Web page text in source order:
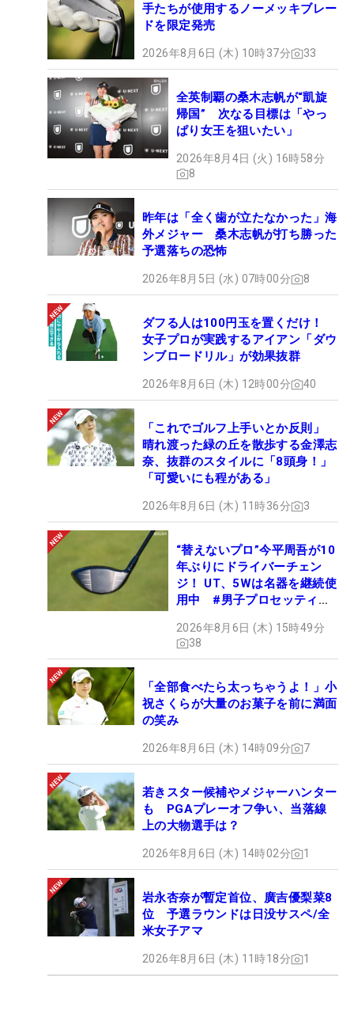
手たちが使用するノーメッキブレー
ドを限定発売
2026年8月6日 (木) 10時37分 33
全英制覇の桑木志帆が“凱旋
帰国” 次なる目標は「やっ
ぱり女王を狙いたい」
2026年8月4日 (火) 16時58分
8
昨年は「全く歯が立たなかった」海
外メジャー 桑木志帆が打ち勝った
予選落ちの恐怖
2026年8月5日 (水) 07時00分 8
ダフる人は100円玉を置くだけ！
女子プロが実践するアイアン「ダウ
ンブロードリル」が効果抜群
2026年8月6日 (木) 12時00分 40
「これでゴルフ上手いとか反則」
晴れ渡った緑の丘を散歩する金澤志
奈、抜群のスタイルに「8頭身！」
「可愛いにも程がある」
2026年8月6日 (木) 11時36分 3
“替えないプロ”今平周吾が10
年ぶりにドライバーチェン
ジ！ UT、5Wは名器を継続使
用中 #男子プロセッティン
2026年8月6日 (木) 15時49分
38
「全部食べたら太っちゃうよ！」小
祝さくらが大量のお菓子を前に満面
の笑み
2026年8月6日 (木) 14時09分 7
若きスター候補やメジャーハンター
も PGAプレーオフ争い、当落線
上の大物選手は？
2026年8月6日 (木) 14時02分 1
岩永杏奈が暫定首位、廣吉優梨菜8
位 予選ラウンドは日没サスペ/全
米女子アマ
2026年8月6日 (木) 11時18分 1